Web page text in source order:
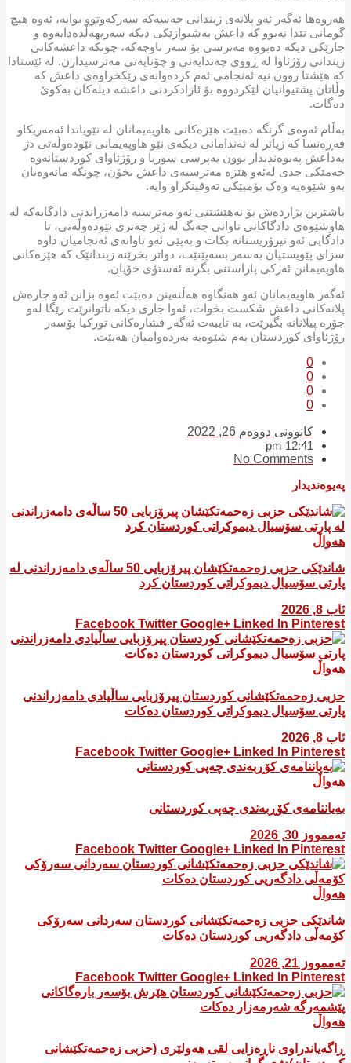
هەروەها ئەگەر ئەو پلانەی زیندانی حەسەکە سەرکەوتوو بوایە، ئەوە هیچ
گومانی تێدا نەبوو کە داعش بەشیوازێکی دیکە سەریهەڵدەدایەوە و
جارێکی دیکە دەبووە مەترسی بۆ سەر ناوچەکە، چونکە داعشەکانی
زیندانی رۆژئاوا لە ڕووی چەندایەتی و چۆنایەتی مەترسیدارن. لە ئێستادا
کە هێشتا روون نیە ئەنجامی ئەم کردەوانەی رێکخراوەی داعش کە
وڵاتان پشتیوانیان لێکردووە بۆ ئازادکردنی داعشە دیلەکان بەکوێ
دەگات.
بەڵام ئەوەی گرنگە دەبێت هێزەکانی هاوپەیمانان لە نێویاندا ئەمەریکاو
فەڕەنسا کە زیاتر لە ئەندامانی دیکەی نێو هاوپەیمانی نێودەوڵەتی دژ
بەداعش پەیوەندیدار بوون بەپرسی سوریا و رۆژئاوای کوردستانەوە
خەمێکی جدی لەئەو هێزە مەترسیەی داعش بخۆن، چونکە مانەوەیان
بەو شێوەیە وەک بۆمبێکی تەوقیتکراو وایە.
باشترین بژاردەش بۆ نەهێشتنی ئەو مەترسیە دامەزراندنی دادگایەکە لە
هاوشێوەی دادگاکانی تاوانی جەنگ لە ژێر چەتری نێودەوڵەتی، تا
دادگایی ئەو تیرۆریستانە بکات و بەپێی ئەو تاوانەی ئەنجامیان داوە
سزای پێویستیان بەسەر بسەپێنێت، دواتر بخرێنە زیندانێک کە هێزەکانی
هاوپەیمانن ئەرکی پاراستنی بگرنە ئەستۆی خۆیان.
ئەگەر هاوپەیمانان ئەو هەنگاوە هەڵنەینن دەبێت ئەوە بزانن ئەو جارەش
پلانەکانی داعش شکست بخوات، ئەوا جاری دیکە ناتوانرێت رێگا لەو
جۆرە پیلانانە بگیرێت، بە تایبەت ئەگەر فشارەکانی تورکیا بۆسەر
رۆژئاوای کوردستان بەم شێوەیە بەردەوامیان هەبێت.
0
0
0
0
کانوونی دووەم 26, 2022
12:41 pm
No Comments
پەیوەندیدار
هەواڵ
شاندێکی حزبی زەحمەتکێشان پیرۆزبایی 50 ساڵەی دامەزراندنی لە
پارتی سۆسیال دیموکراتی کوردستان کرد
ئاب 8, 2026
Facebook Twitter Google+ Linked In Pinterest
هەواڵ
​حزبی زەحمەتکێشانی کوردستان پیرۆزبایی ساڵیادی دامەزراندنی
پارتی سۆسیال دیموکراتی کوردستان دەکات
ئاب 8, 2026
Facebook Twitter Google+ Linked In Pinterest
هەواڵ
بەیاننامەی کۆڕبەندی چەپی کوردستانی
تەممووز 30, 2026
Facebook Twitter Google+ Linked In Pinterest
هەواڵ
شاندێکی حزبی زەحمەتکێشانی کوردستان سەردانی سەرۆکی
کۆمەڵی دادگەریی کوردستان دەکات
تەممووز 21, 2026
Facebook Twitter Google+ Linked In Pinterest
هەواڵ
ڕاگەیاندراوی ناڕەزایی لقی هەولێری (حزبی زەحمەتکێشانی